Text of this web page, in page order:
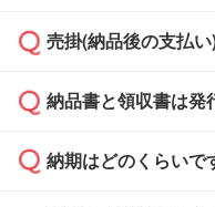
依頼いただいた場
銀行振込のみのご
売掛(納品後の支払
基本的には先入金
どの場合は、月末
納品書と領収書は発
納品書・領収書は
納期はどのくらいで